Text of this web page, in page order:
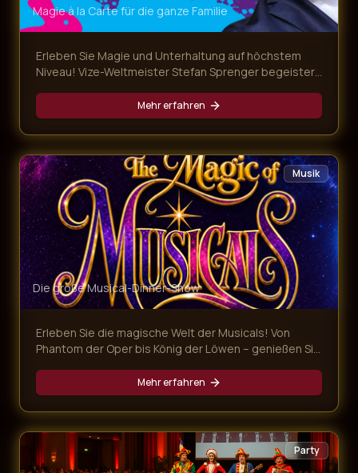
Magie à la Carte für die ganze Familie
Erleben Sie Magie und Unterhaltung auf höchstem
Niveau! Vize-Weltmeister Stefan Sprenger begeistert
magischen Überraschungen – begleitet von einem
köstlichen Mehr-Gänge-Menü.
Mehr erfahren
Musik
Die große Musical-Dinner-Show
Erleben Sie die magische Welt der Musicals! Von
Phantom der Oper bis König der Löwen – genießen Sie
dargeboten von erstklassigen Künstlern.
Mehr erfahren
Party